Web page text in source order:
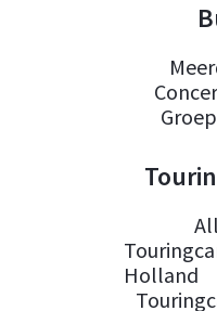
Holland